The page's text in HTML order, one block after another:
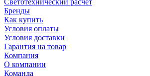
Светотехнический расчёт
Бренды
Как купить
Условия оплаты
Условия доставки
Гарантия на товар
Компания
О компании
Команда